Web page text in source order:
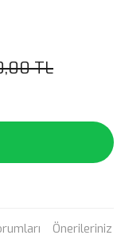
TL
Önerileriniz